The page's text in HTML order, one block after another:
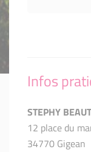
Infos
STEPHY
12 place du
34770 Gigean